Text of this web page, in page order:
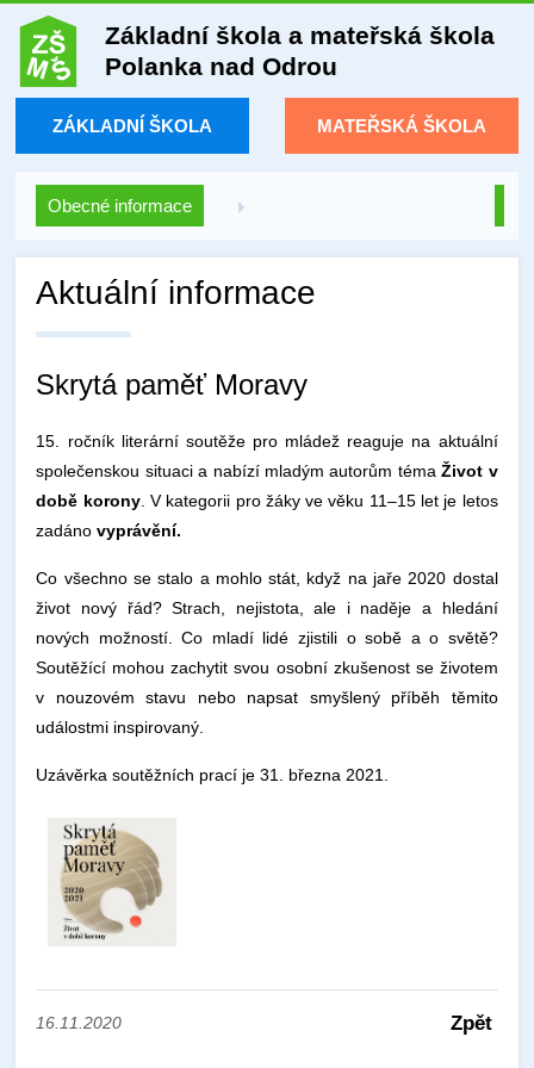
Základní škola a mateřská škola
Polanka nad Odrou
ZÁKLADNÍ ŠKOLA MATEŘSKÁ ŠKOLA
Obecné informace
Aktuální informace
Skrytá paměť Moravy
15. ročník literární soutěže pro mládež reaguje na aktuální
společenskou situaci a nabízí mladým autorům témaŽivot v
době korony. V kategorii pro žáky ve věku 11–15 let je letos
zadánovyprávění.
Co všechno se stalo a mohlo stát, když na jaře 2020 dostal
život nový řád? Strach, nejistota, ale i naděje a hledání
nových možností. Co mladí lidé zjistili o sobě a o světě?
Soutěžící mohou zachytit svou osobní zkušenost se životem
v nouzovém stavu nebo napsat smyšlený příběh těmito
událostmi inspirovaný.
Uzávěrka soutěžních prací je 31. března 2021.
16.11.2020 Zpět